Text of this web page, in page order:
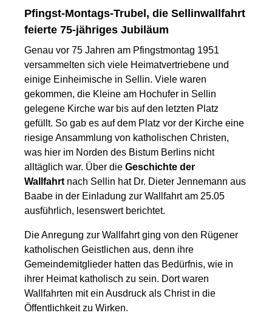
Pfingst-Montags-Trubel, die Sellinwallfahrt
feierte 75-jähriges Jubiläum
Genau vor 75 Jahren am Pfingstmontag 1951
versammelten sich viele Heimatvertriebene und
einige Einheimische in Sellin. Viele waren
gekommen, die Kleine am Hochufer in Sellin
gelegene Kirche war bis auf den letzten Platz
gefüllt. So gab es auf dem Platz vor der Kirche eine
riesige Ansammlung von katholischen Christen,
was hier im Norden des Bistum Berlins nicht
alltäglich war. Über die Geschichte der
Wallfahrt nach Sellin hat Dr. Dieter Jennemann aus
Baabe in der Einladung zur Wallfahrt am 25.05
ausführlich, lesenswert berichtet.
Die Anregung zur Wallfahrt ging von den Rügener
katholischen Geistlichen aus, denn ihre
Gemeindemitglieder hatten das Bedürfnis, wie in
ihrer Heimat katholisch zu sein. Dort waren
Wallfahrten mit ein Ausdruck als Christ in die
Öffentlichkeit zu Wirken.